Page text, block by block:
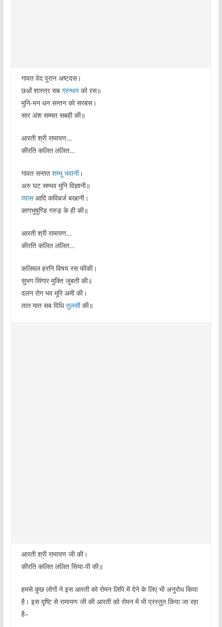
गावत वेद पुरान अष्टदस।
छओं शास्त्र सब ग्रन्थनको रस॥
मुनि-मन धन सन्तन को सरबस।
सार अंश सम्मत सबही की॥
आरती श्री रामायण…
कीरति कलित ललित…
गावत सन्तत शम्भू भवानी।
अरु घट सम्भव मुनि विज्ञानी॥
व्यासआदि कविबर्ज बखानी।
कागभुषुण्डि गरुड़ के ही की॥
आरती श्री रामायण…
कीरति कलित ललित…
कलिमल हरनि विषय रस फीकी।
सुभग सिंगार मुक्ति जुबती की॥
दलन रोग भव मूरि अमी की।
तात मात सब विधितुलसीकी॥
आरती श्री रामायण जी की।
कीरति कलित ललित सिया-पी की॥
हमसे कुछ लोगों ने इस आरती को रोमन लिपि में देने के लिए भी अनुरोध किया
है। इस दृष्टि से रामायण जी की आरती को रोमन में भी प्रस्तुत किया जा रहा
है–